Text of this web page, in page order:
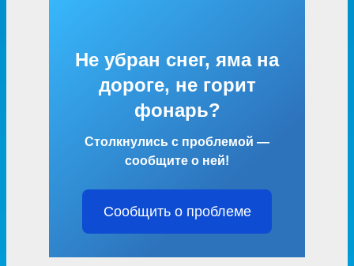
Не убран снег, яма на
дороге, не горит
фонарь?
Столкнулись с проблемой —
сообщите о ней!
Сообщить о проблеме